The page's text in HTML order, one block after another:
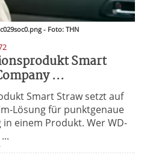
- Foto: THN
Smart
...
Smart Straw setzt auf
Lösung für punktgenaue
einem Produkt. Wer WD-